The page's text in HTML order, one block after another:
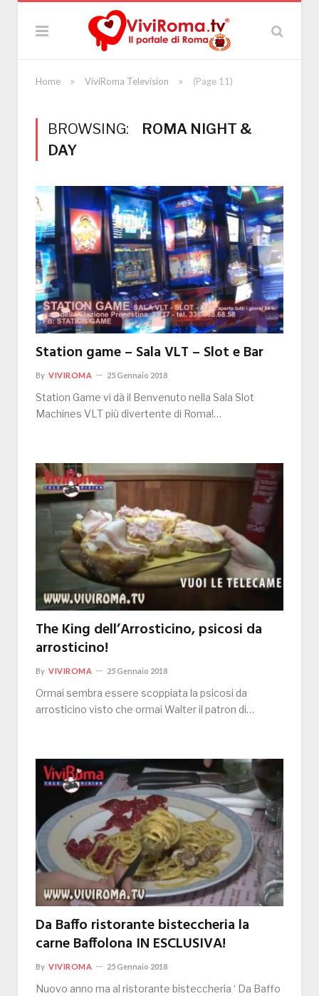
Home » ViviRoma Television » (Page 11)
BROWSING:
ROMA NIGHT &
DAY
Station game – Sala VLT – Slot e Bar
By VIVIROMA 25 Gennaio 2018
Station Game vi dà il Benvenuto nella Sala Slot
Machines VLT più divertente di Roma!…
The King dell’Arrosticino, psicosi da
arrosticino!
By VIVIROMA 25 Gennaio 2018
Ormai sembra essere scoppiata la psicosi da
arrosticino visto che ormai Walter il patron di…
Da Baffo ristorante bisteccheria la
carne Baffolona IN ESCLUSIVA!
By VIVIROMA 25 Gennaio 2018
Nuovo anno ma al ristorante bisteccheria ‘ Da Baffo